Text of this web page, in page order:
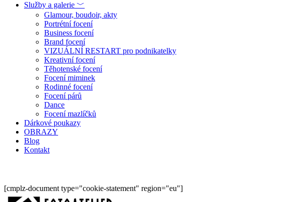
Služby a galerie ﹀
Glamour, boudoir, akty
Portrétní focení
Business focení
Brand focení
VIZUÁLNÍ RESTART pro podnikatelky
Kreativní focení
Těhotenské focení
Focení miminek
Rodinné focení
Focení párů
Dance
Focení mazlíčků
Dárkové poukazy
OBRAZY
Blog
Kontakt
[cmplz-document type="cookie-statement" region="eu"]